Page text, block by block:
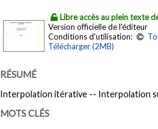
Libre accès au plein texte
Version officielle de l'éditeur
Conditions d'utilisation:
Télécharger (2MB)
RÉSUMÉ
Interpolation itérative -- Interpolation
MOTS CLÉS